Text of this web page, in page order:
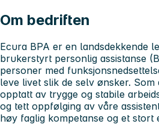
Om bedriften
Ecura BPA er en landsdekkende
brukerstyrt personlig assistanse
personer med
leve livet slik de selv ønsker. Som
opptatt av trygge og stabile
og tett oppfølging av våre
høy faglig kompetanse og et stort